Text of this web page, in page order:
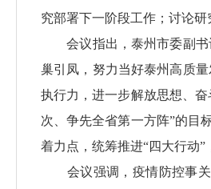
究部署下一阶段工作；讨论
会议指出，泰州市委副书
巢引凤，努力当好泰州高质
执行力，进一步解放思想、
次、争先全省第一方阵”的目
着力点，统筹推进“四大行动
会议强调，疫情防控事关